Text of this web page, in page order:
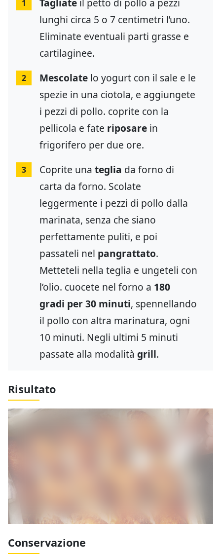
1
lunghi circa 5 o 7 centimetri l’uno.
Eliminate eventuali parti grasse e
cartilaginee.
2 Mescolate lo yogurt con il sale e le
spezie in una ciotola, e aggiungete
i pezzi di pollo. coprite con la
pellicola e fate riposare in
frigorifero per due ore.
3 Coprite una teglia da forno di
carta da forno. Scolate
leggermente i pezzi di pollo dalla
marinata, senza che siano
perfettamente puliti, e poi
passateli nel pangrattato.
Metteteli nella teglia e ungeteli con
l’olio. cuocete nel forno a 180
gradi per 30 minuti, spennellando
il pollo con altra marinatura, ogni
10 minuti. Negli ultimi 5 minuti
passate alla modalità grill.
Risultato
Conservazione